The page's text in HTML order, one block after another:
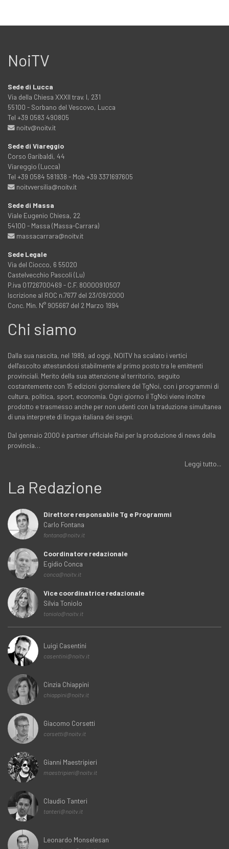
NoiTV
Sede di Lucca
Via della Chiesa XXXII trav. I, 231
55100 - Sorbano del Vescovo, Lucca
Tel +39 0583 490805
noitv@noitv.it
Sede di Viareggio
Corso Garibaldi, 44
Viareggio (Lucca)
Tel +39 0584 581938 - Mob +39 3371697605
noitvversilia@noitv.it
Sede di Massa
Viale Eugenio Chiesa, 22
54100 - Massa (Massa-Carrara)
massacarrara@noitv.it
Sede Legale
Via del Ciocco, 6 55020
Castelvecchio Pascoli (Lu)
P.iva 01726700469 - C.F. 80000910507
Iscrizione al ROC n.7677 del 23/09/2000
Conc. Min. N° 905667 del 2 Marzo 1994
Chi siamo
Dalla sua nascita, nel 1989, ad oggi, NOITV ha scalato i vertici
dell'ascolto attestandosi stabilmente al primo posto tra le emittenti
provinciali. Merito della sua attenzione al territorio, seguito
costantemente con 15 edizioni giornaliere del TgNoi, con i programmi di
cultura, politica, sport, economia. Ogni giorno il TgNoi viene inoltre
prodotto e trasmesso anche per non udenti con la traduzione simultanea
di una interprete di lingua italiana dei segni.
Dal gennaio 2000 è partner ufficiale Rai per la produzione di news della
provincia…
Leggi tutto...
La Redazione
Direttore responsabile Tg e Programmi
Carlo Fontana
fontana@noitv.it
Coordinatore redazionale
Egidio Conca
conca@noitv.it
Vice coordinatrice redazionale
Silvia Toniolo
toniolo@noitv.it
Luigi Casentini
casentini@noitv.it
Cinzia Chiappini
chiappini@noitv.it
Giacomo Corsetti
corsetti@noitv.it
Gianni Maestripieri
maestripieri@noitv.it
Claudio Tanteri
tanteri@noitv.it
Leonardo Monselesan